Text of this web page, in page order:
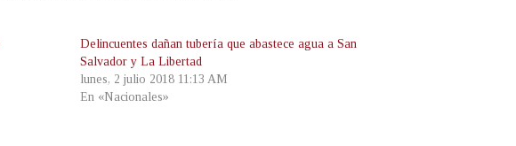
Delincuentes dañan tubería que abastece agua a San
Salvador y La Libertad
lunes, 2 julio 2018 11:13 AM
En «Nacionales»